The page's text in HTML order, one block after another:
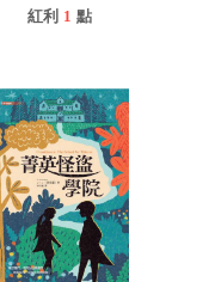
紅利 1 點